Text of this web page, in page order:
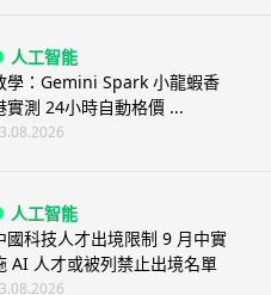
人工智能
學：Gemini Spark 小龍蝦香
實測 24小時自動格價 ...
人工智能
國科技人才出境限制 9 月中實
AI 人才或被列禁止出境名單